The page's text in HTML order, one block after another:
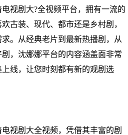
视剧大?全视频平台，拥有一流的
古装、现代、都市还是乡村剧，
。从经典老片到最新热播剧，从
，沈娜娜平台的内容涵盖面非常
线，让您时刻都有新的观剧选
视剧大全视频，凭借其丰富的剧